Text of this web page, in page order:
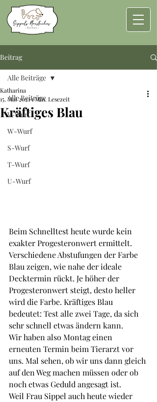
Beitrag
Alle Beiträge
V-Wurf
W-Wurf
S-Wurf
T-Wurf
U-Wurf
Alle Beiträge
Kräftiges Blau
Katharina
15. Mai 20211 Min. Lesezeit
Beim Schnelltest heute wurde kein
exakter Progesteronwert ermittelt.
Verschiedene Abstufungen der Farbe
Blau zeigen, wie nahe der ideale
Decktermin rückt. Je höher der
Progesteronwert steigt, desto heller
wird die Farbe. Kräftiges Blau
bedeutet: Test alle zwei Tage, da sich
sehr schnell etwas ändern kann.
Wir haben also Montag einen
erneuten Termin beim Tierarzt vor
uns. Mal sehen, ob wir uns dann gleich
auf den Weg machen müssen oder ob
noch etwas Geduld angesagt ist.
Weil Frau Sippel auch heute wieder